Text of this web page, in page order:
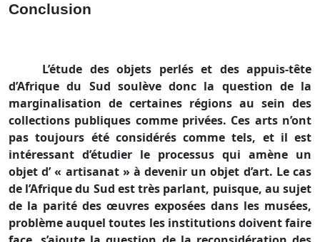
Conclusion
L’étude des objets perlés et des appuis-tête
d’Afrique du Sud soulève donc la question de la
marginalisation de certaines régions au sein des
collections publiques comme privées. Ces arts n’ont
pas toujours été considérés comme tels, et il est
intéressant d’étudier le processus qui amène un
objet d’ « artisanat » à devenir un objet d’art. Le cas
de l’Afrique du Sud est très parlant, puisque, au sujet
de la parité des œuvres exposées dans les musées,
problème auquel toutes les institutions doivent faire